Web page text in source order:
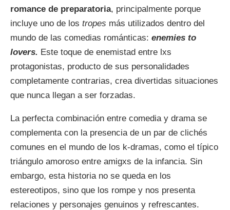
romance de preparatoria, principalmente porque
incluye uno de los tropes más utilizados dentro del
mundo de las comedias románticas: enemies to
lovers. Este toque de enemistad entre lxs
protagonistas, producto de sus personalidades
completamente contrarias, crea divertidas situaciones
que nunca llegan a ser forzadas.
La perfecta combinación entre comedia y drama se
complementa con la presencia de un par de clichés
comunes en el mundo de los k-dramas, como el típico
triángulo amoroso entre amigxs de la infancia. Sin
embargo, esta historia no se queda en los
estereotipos, sino que los rompe y nos presenta
relaciones y personajes genuinos y refrescantes.